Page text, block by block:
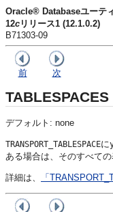
Oracle® Databaseユーテ
12c リリース1 (12.1.0.2)
B71303-09
前 次
TABLESPACES
デフォルト: none
TRANSPORT_TABLESPACEに
ある場合は、そのすべて
詳細は、 「